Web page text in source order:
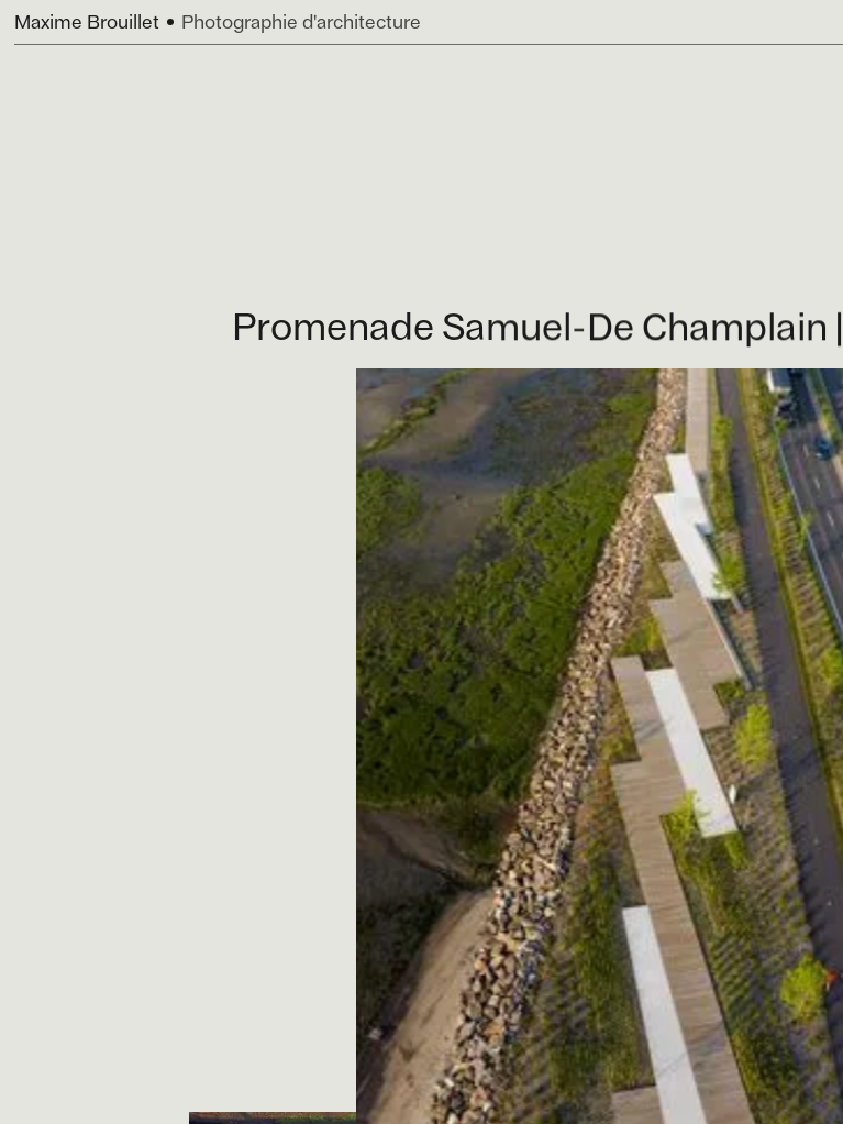
Maxime Brouillet Photographie d'architecture
Promenade Samuel-De Champlain